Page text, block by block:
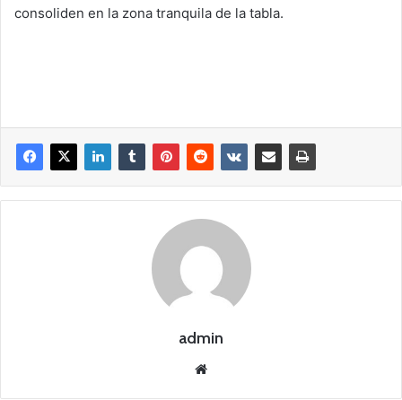
consoliden en la zona tranquila de la tabla.
admin